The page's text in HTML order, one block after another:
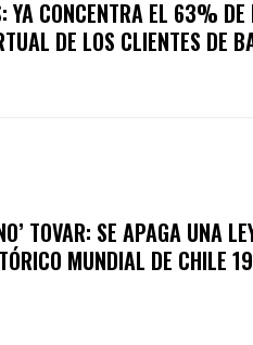
YA CONCENTRA EL 63% DE
DE LOS CLIENTES DE
TOVAR: SE APAGA UNA
MUNDIAL DE CHILE